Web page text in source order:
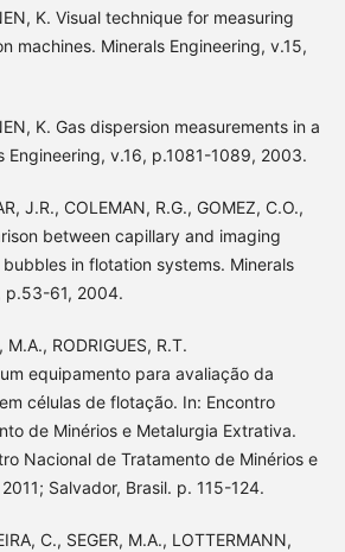
K. Visual technique for measuring
machines. Minerals Engineering, v.15,
K. Gas dispersion measurements in a
Engineering, v.16, p.1081-1089, 2003.
J.R., COLEMAN, R.G., GOMEZ, C.O.,
between capillary and imaging
in flotation systems. Minerals
p.53-61, 2004.
M.A., RODRIGUES, R.T.
equipamento para avaliação da
células de flotação. In: Encontro
de Minérios e Metalurgia Extrativa.
Nacional de Tratamento de Minérios e
Salvador, Brasil. p. 115-124.
C., SEGER, M.A., LOTTERMANN,